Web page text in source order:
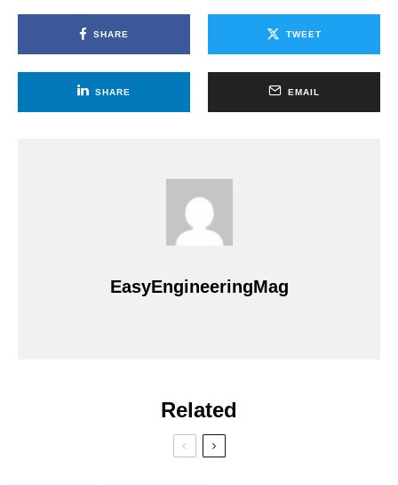
SHARE TWEET
SHARE EMAIL
EasyEngineeringMag
Related